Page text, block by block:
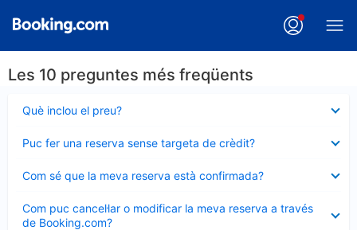
Les 10 preguntes més freqüents
Què inclou el preu?
tancat
Puc fer una reserva sense targeta de crèdit?
tancat
Com sé que la meva reserva està confirmada?
tancat
Com puc cancel·lar o modificar la meva reserva a través
de Booking.com?
tancat